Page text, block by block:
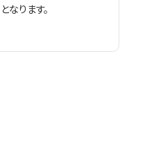
となります。